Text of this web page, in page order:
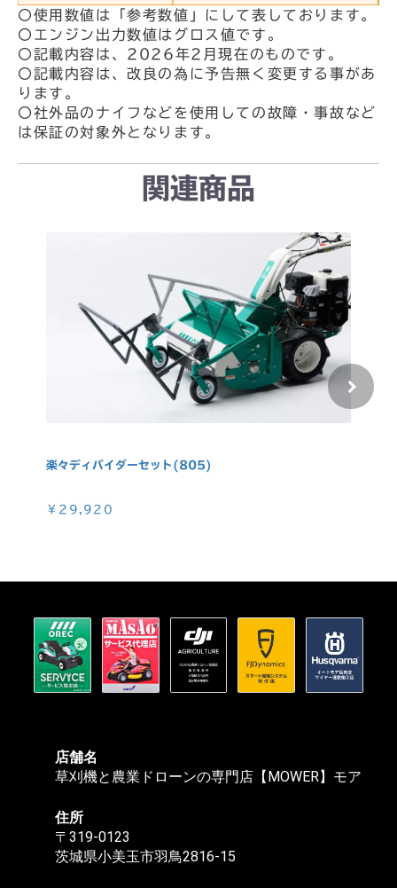
〇使用数値は「参考数値」にして表しております。
〇エンジン出力数値はグロス値です。
〇記載内容は、2026年2月現在のものです。
〇記載内容は、改良の為に予告無く変更する事があ
ります。
〇社外品のナイフなどを使用しての故障・事故など
は保証の対象外となります。
関連商品
楽々ディバイダーセット(805)
￥29,920
店舗名
草刈機と農業ドローンの専門店【MOWER】モア
住所
〒319-0123
茨城県小美玉市羽鳥2816-15